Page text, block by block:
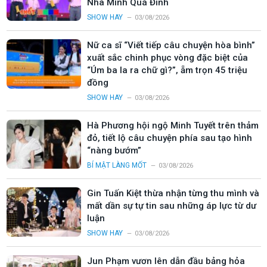
Nhà Mình Quá Đỉnh
SHOW HAY 03/08/2026
Nữ ca sĩ “Viết tiếp câu chuyện hòa bình”
xuất sắc chinh phục vòng đặc biệt của
“Úm ba la ra chữ gì?”, ẵm trọn 45 triệu
đồng
SHOW HAY 03/08/2026
Hà Phương hội ngộ Minh Tuyết trên thảm
đỏ, tiết lộ câu chuyện phía sau tạo hình
“nàng bướm”
BÍ MẬT LÀNG MỐT 03/08/2026
Gin Tuấn Kiệt thừa nhận từng thu mình và
mất dần sự tự tin sau những áp lực từ dư
luận
SHOW HAY 03/08/2026
Jun Phạm vươn lên dẫn đầu bảng hỏa